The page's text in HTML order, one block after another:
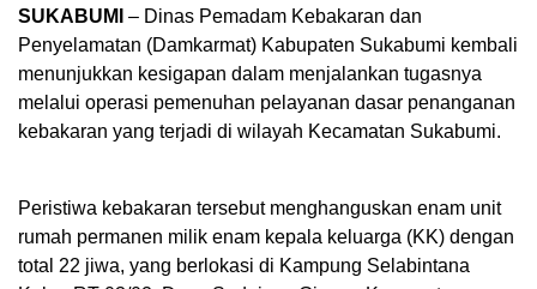
SUKABUMI – Dinas Pemadam Kebakaran dan
Penyelamatan (Damkarmat) Kabupaten Sukabumi kembali
menunjukkan kesigapan dalam menjalankan tugasnya
melalui operasi pemenuhan pelayanan dasar penanganan
kebakaran yang terjadi di wilayah Kecamatan Sukabumi.
Peristiwa kebakaran tersebut menghanguskan enam unit
rumah permanen milik enam kepala keluarga (KK) dengan
total 22 jiwa, yang berlokasi di Kampung Selabintana